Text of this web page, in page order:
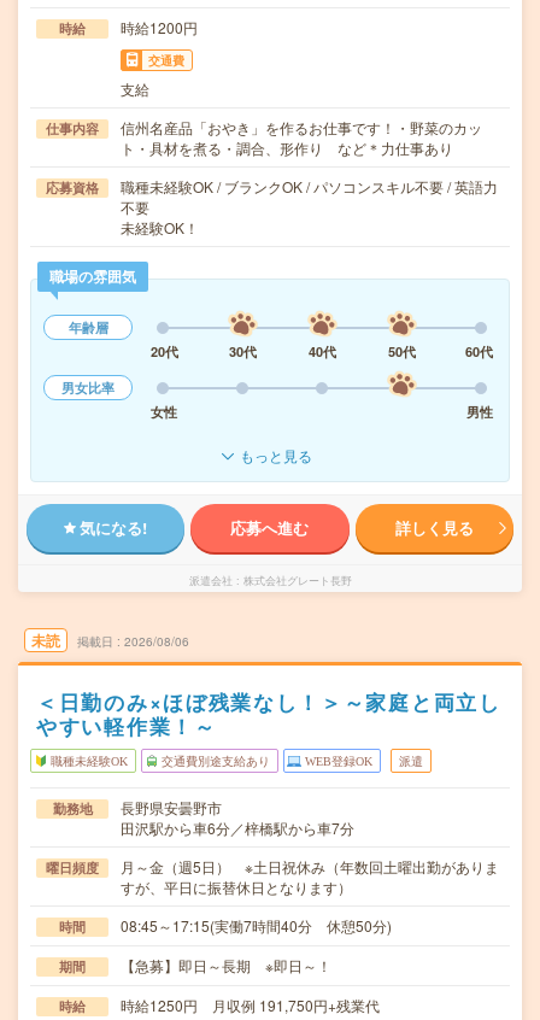
時給 時給1200円
交通費
支給
仕事内容
信州名産品「おやき」を作るお仕事です！・野菜のカッ
ト・具材を煮る・調合、形作り など＊力仕事あり
応募資格
職種未経験OK / ブランクOK / パソコンスキル不要 / 英語力
不要
未経験OK！
職場の雰囲気
年齢層
20代
30代 40代 50代
60代
男女比率
女性
男性
もっと見る
気になる! 応募へ進む 詳しく見る
派遣会社 株式会社グレート長野
未読 掲載日 2026/08/06
＜日勤のみ×ほぼ残業なし！＞～家庭と両立し
やすい軽作業！～
職種未経験OK 交通費別途支給あり WEB登録OK 派遣
勤務地
長野県安曇野市
田沢駅から車6分／梓橋駅から車7分
曜日頻度
月～金（週5日） ※土日祝休み（年数回土曜出勤がありま
すが、平日に振替休日となります）
時間 08:45～17:15(実働7時間40分 休憩50分)
期間 【急募】即日～長期 ※即日～！
時給 時給1250円 月収例 191,750円+残業代